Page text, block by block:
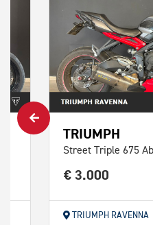
TRIUMPH
Street Triple 675
€ 3.000
TRIUMPH RAVENNA